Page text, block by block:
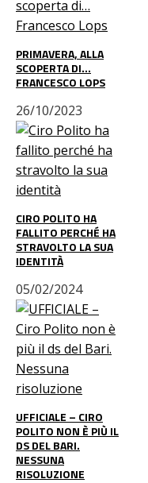
PRIMAVERA, ALLA
SCOPERTA DI…
FRANCESCO LOPS
26/10/2023
CIRO POLITO HA
FALLITO PERCHÉ HA
STRAVOLTO LA SUA
IDENTITÀ
05/02/2024
UFFICIALE – CIRO
POLITO NON È PIÙ IL
DS DEL BARI.
NESSUNA
RISOLUZIONE